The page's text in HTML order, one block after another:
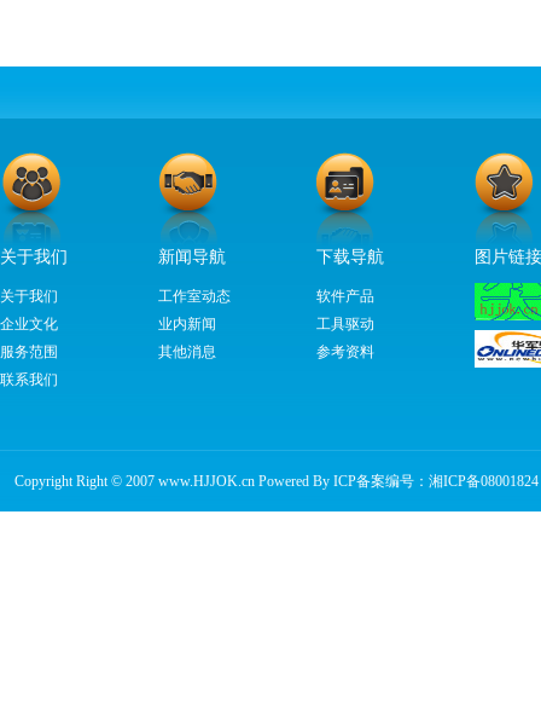
关于我们
关于我们
企业文化
服务范围
联系我们
新闻导航
工作室动态
业内新闻
其他消息
下载导航
软件产品
工具驱动
参考资料
图片链接
Copyright Right © 2007 www.HJJOK.cn Powered By ICP备案编号： 湘ICP备08001824